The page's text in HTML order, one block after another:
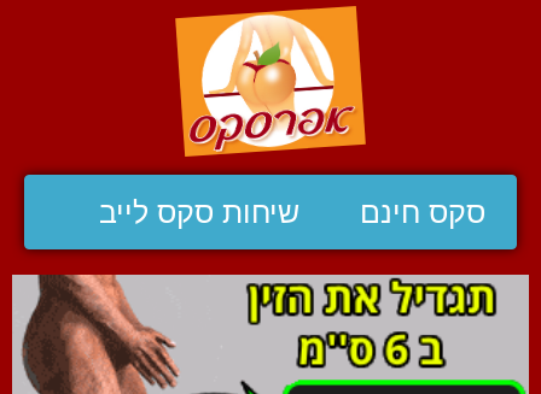
סקס חינם שיחות סקס לייב